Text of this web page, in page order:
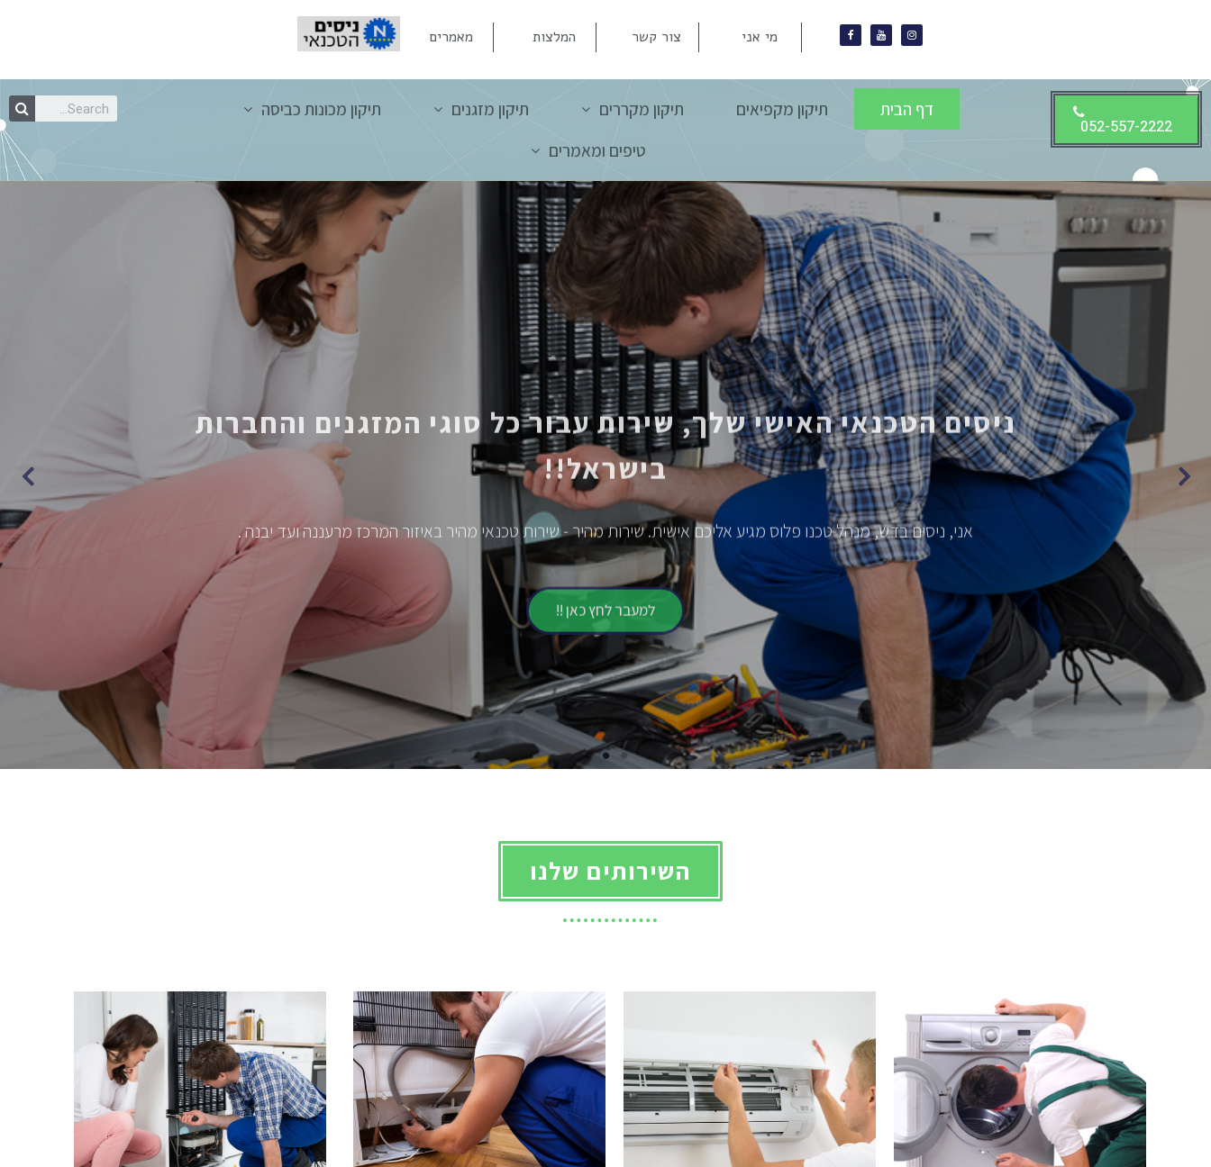
מי אני צור קשר המלצות מאמרים
052-557-2222
דף הבית תיקון מקפיאים תיקון מקררים תיקון מזגנים
תיקון מכונות כביסה
טיפים ומאמרים
ניסים הטכנאי האישי שלך, שירות עבור כל סוגי המזגנים והחברות
בישראל!!
אני, ניסים בדש, מנהל טכנו פלוס מגיע אליכם אישית. שירות מהיר - שירות טכנאי מהיר באיזור המרכז מרעננה ועד יבנה .
למעבר לחץ כאן !!
השירותים שלנו
מכונות כביסה
שרות הגון - מחירים הוגנים
וזהים לכל אחד ואחת,
בהתחייבות מקצועיות - 17 שנות
שירות, אין תקלה שלא נתקלתי
בה!
ניסים בדש, מנהל טכנו פלוס
מגיע אליכם אישית. שירות מהיר
- שירות טכנאי מהיר באיזור
המרכז מרעננה ועד יבנה.
תיקון מקפיאים
ניסים בדש, מנהל טכנו פלוס
מגיע אליכם אישית. שירות מהיר
- שירות טכנאי מהיר באיזור
המרכז מרעננה ועד יבנה.
תיקון מקררים
ניסים בדש, מנהל טכנו פלוס
מגיע אליכם אישית. שירות מהיר
- שירות טכנאי מהיר באיזור
המרכז מרעננה ועד יבנה.